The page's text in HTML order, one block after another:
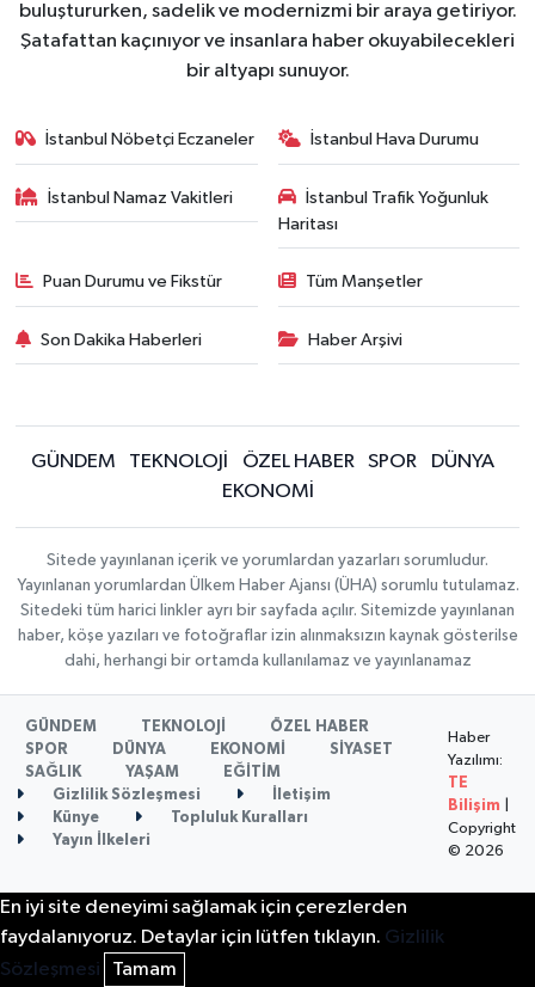
buluştururken, sadelik ve modernizmi bir araya getiriyor.
Şatafattan kaçınıyor ve insanlara haber okuyabilecekleri
bir altyapı sunuyor.
İstanbul Nöbetçi Eczaneler İstanbul Hava Durumu
İstanbul Namaz Vakitleri
İstanbul Trafik Yoğunluk
Haritası
Puan Durumu ve Fikstür Tüm Manşetler
Son Dakika Haberleri Haber Arşivi
GÜNDEM TEKNOLOJİ ÖZEL HABER SPOR
DÜNYA
EKONOMİ
Sitede yayınlanan içerik ve yorumlardan yazarları sorumludur.
Yayınlanan yorumlardan Ülkem Haber Ajansı (ÜHA) sorumlu tutulamaz.
Sitedeki tüm harici linkler ayrı bir sayfada açılır. Sitemizde yayınlanan
haber, köşe yazıları ve fotoğraflar izin alınmaksızın kaynak gösterilse
dahi, herhangi bir ortamda kullanılamaz ve yayınlanamaz
GÜNDEM TEKNOLOJİ
ÖZEL HABER
SPOR
DÜNYA EKONOMİ
SİYASET
SAĞLIK
YAŞAM
EĞİTİM
Gizlilik Sözleşmesi
İletişim
Künye
Topluluk Kuralları
Yayın İlkeleri
Haber
Yazılımı:
TE
Bilişim
Copyright
© 2026
En iyi site deneyimi sağlamak için çerezlerden
faydalanıyoruz. Detaylar için lütfen tıklayın. Gizlilik
Sözleşmesi
Tamam